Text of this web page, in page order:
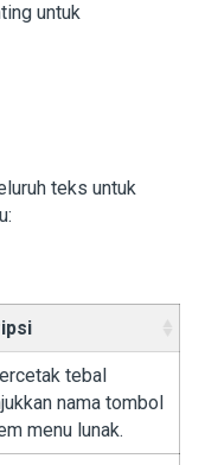
untuk
teks untuk
tebal
nama tombol
menu lunak.